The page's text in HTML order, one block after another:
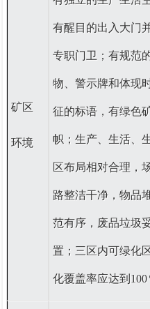
矿区
环境
有醒目的出入大门
专职门卫；有规范
物、警示牌和体现
征的标语，有绿色
帜；生产、生活、
区布局相对合理，
路整洁干净，物品
范有序，废品垃圾
置；三区内可绿化
化覆盖率应达到 100